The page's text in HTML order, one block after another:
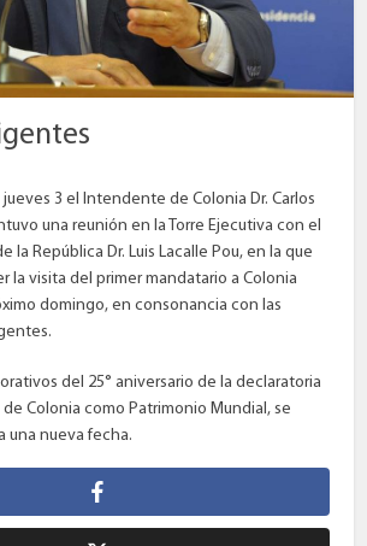
3 el Intendente de Colonia Dr. Carlos
una reunión en la Torre Ejecutiva con el
la República Dr. Luis Lacalle Pou, en la que
la visita del primer mandatario a Colonia
domingo, en consonancia con las
del 25° aniversario de la declaratoria
Colonia como Patrimonio Mundial, se
una nueva fecha.